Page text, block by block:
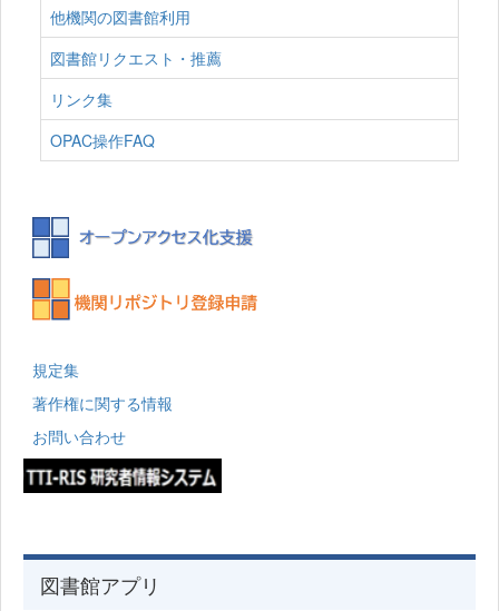
他機関の図書館利用
図書館リクエスト・推薦
リンク集
OPAC操作FAQ
規定集
著作権に関する情報
お問い合わせ
図書館アプリ